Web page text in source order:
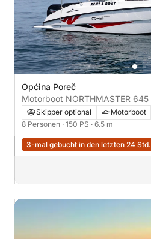
Općina Poreč
Skipper optional
Motorboot
8 Personen · 150 PS · 6.5 m
3-mal gebucht in den letzten 24 Std.